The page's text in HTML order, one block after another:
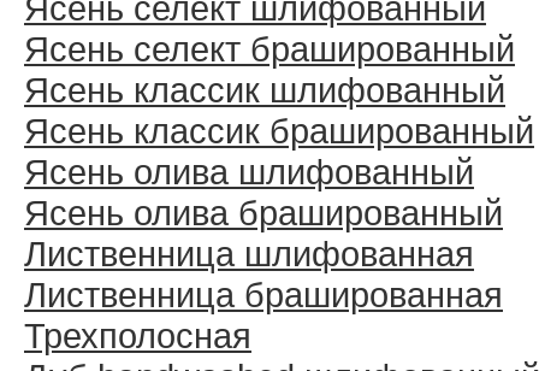
Ясень селект брашированный
Ясень классик шлифованный
Ясень классик брашированный
Ясень олива шлифованный
Ясень олива брашированный
Лиственница шлифованная
Лиственница брашированная
Трехполосная